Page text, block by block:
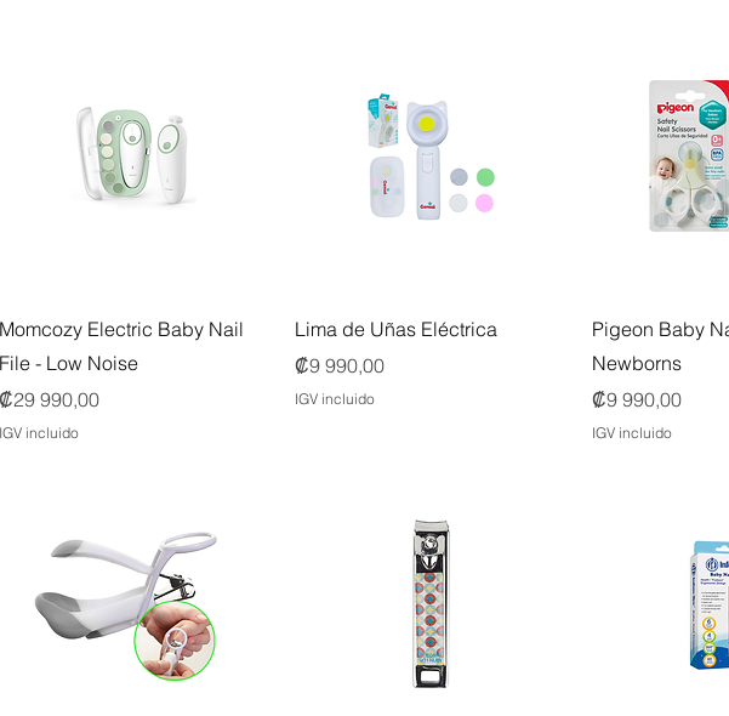
Vista rápida
Momcozy Electric Baby Nail
File - Low Noise
Precio
₡29 990,00
IGV incluido
Vista rápida
Lima de Uñas Eléctrica
Precio
₡9 990,00
IGV incluido
Vista
Pigeon Baby
Newborns
Precio
₡9 990,00
IGV incluido